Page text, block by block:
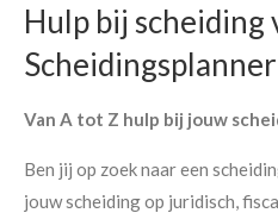
Hulp bij scheiding
Van A tot Z hulp bij jouw
Ben jij op zoek naar een
jouw scheiding op juridisch,